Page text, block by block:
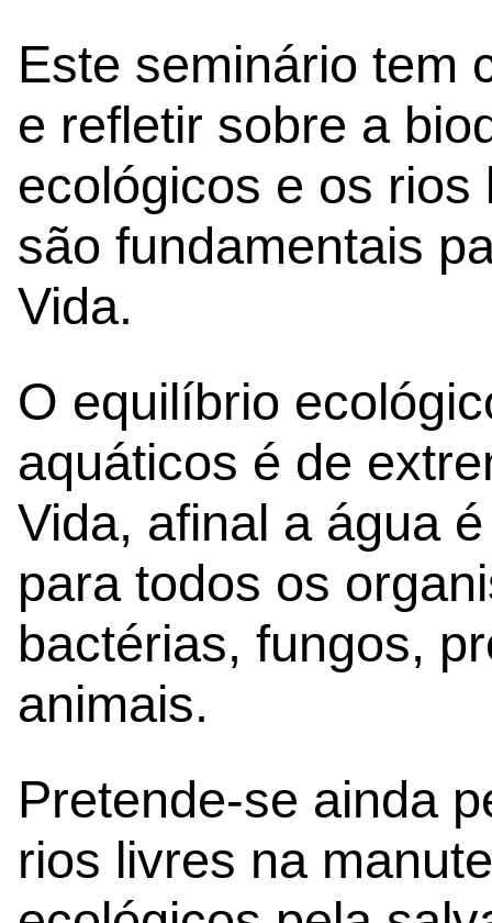
Este seminário tem
e refletir sobre a
ecológicos e os
são fundamentais
Vida.
O equilíbrio
aquáticos é de
Vida, afinal a água
para todos os
bactérias, fungos,
animais.
Pretende-se ainda
rios livres na